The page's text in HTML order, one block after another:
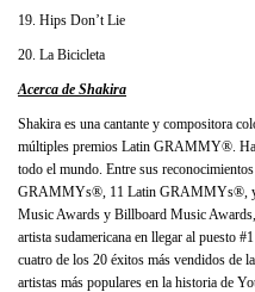
19. Hips Don’t Lie
20. La Bicicleta
Acerca de Shakira
Shakira es una cantante y compositora
múltiples premios Latin GRAMMY®. Ha
todo el mundo. Entre sus
GRAMMYs®, 11 Latin GRAMMYs®, y
Music Awards y Billboard Music
artista sudamericana en llegar al puesto
cuatro de los 20 éxitos más vendidos de
artistas más populares en la historia de